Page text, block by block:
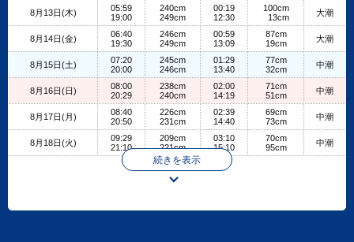
8月13日(木)
05:59
19:00
240cm
249cm
00:19
12:30
100cm
13cm
大潮
8月14日(金)
06:40
19:30
246cm
249cm
00:59
13:09
87cm
19cm
大潮
8月15日(土)
07:20
20:00
245cm
246cm
01:29
13:40
77cm
32cm
中潮
8月16日(日)
08:00
20:29
238cm
240cm
02:00
14:19
71cm
51cm
中潮
8月17日(月)
08:40
20:50
226cm
231cm
02:39
14:40
69cm
73cm
中潮
8月18日(火)
09:29
21:10
209cm
221cm
03:10
15:10
70cm
95cm
中潮
続きを表示